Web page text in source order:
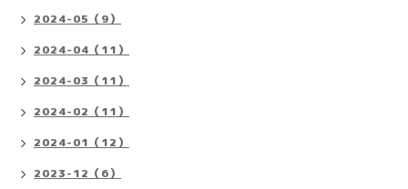
2024-05（9）
2024-04（11）
2024-03（11）
2024-02（11）
2024-01（12）
2023-12（6）